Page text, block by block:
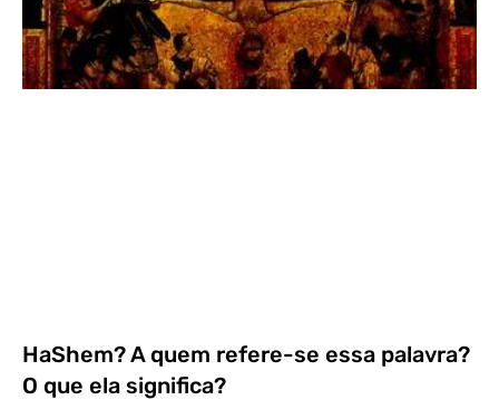
HaShem? A quem refere-se essa palavra?
O que ela significa?